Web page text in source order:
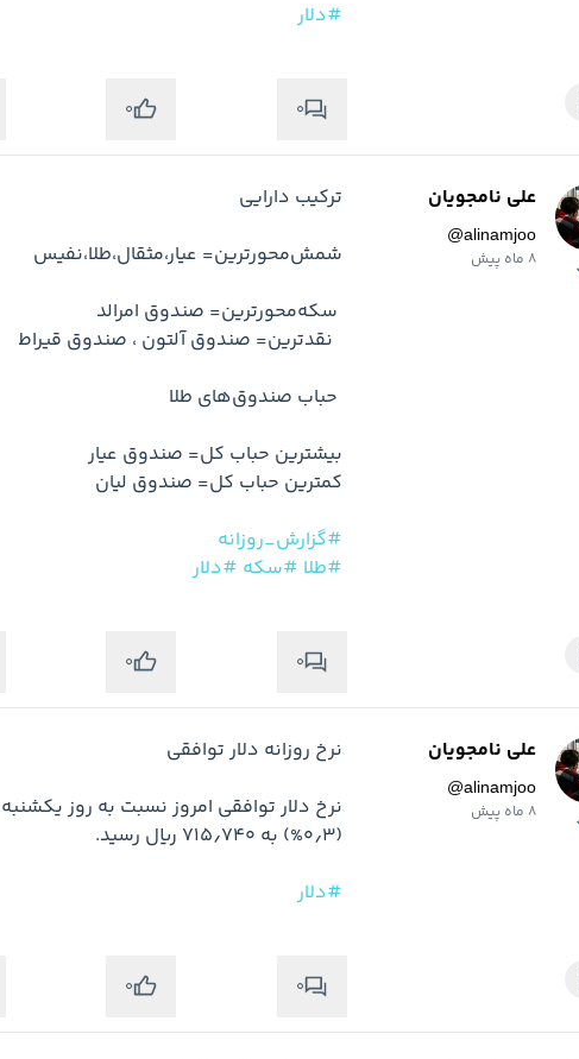
#دلار
0
0
علی نامجویان
@alinamjoo
8 ماه پیش
#گزارش_روزانه
#طلا #سکه #دلار
0
0
علی نامجویان
@alinamjoo
8 ماه پیش
#دلار
0
0